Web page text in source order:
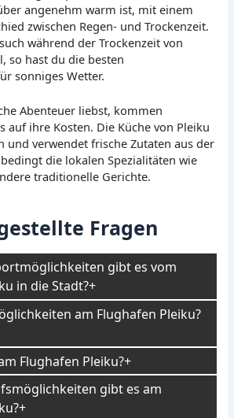
angenehm warm ist, mit einem
zwischen Regen- und Trockenzeit.
während der Trockenzeit von
so hast du die besten
sonniges Wetter.
Abenteuer liebst, kommen
auf ihre Kosten. Die Küche von Pleiku
und verwendet frische Zutaten aus der
die lokalen Spezialitäten wie
traditionelle Gerichte.
Fragen
gibt es vom
in die Stadt?
am Flughafen Pleiku?
Flughafen Pleiku?
gibt es am